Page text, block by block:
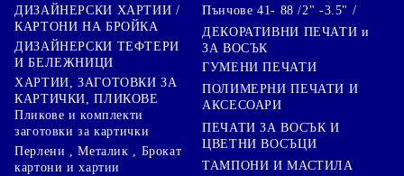
ДИЗАЙНЕРСКИ ХАРТИИ /
КАРТОНИ НА БРОЙКА
ДИЗАЙНЕРСКИ ТЕФТЕРИ
И БЕЛЕЖНИЦИ
ХАРТИИ, ЗАГОТОВКИ ЗА
КАРТИЧКИ, ПЛИКОВЕ
Пликове и комплекти
заготовки за картички
Перлени , Металик , Брокат
картони и хартии
Пънчове 41- 88 /2" -3.5" /
ДЕКОРАТИВНИ ПЕЧАТИ и
ЗА ВОСЪК
ГУМЕНИ ПЕЧАТИ
ПОЛИМЕРНИ ПЕЧАТИ И
АКСЕСОАРИ
ПЕЧАТИ ЗА ВОСЪК И
ЦВЕТНИ ВОСЪЦИ
ТАМПОНИ И МАСТИЛА